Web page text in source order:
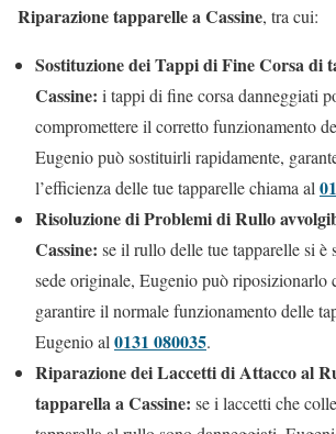
Riparazione tapparelle a Cassine, tra cui:
Sostituzione dei Tappi di Fine Corsa di
Cassine: i tappi di fine corsa danneggiati
compromettere il corretto funzionamento
Eugenio può sostituirli rapidamente,
l’efficienza delle tue tapparelle chiama al
Risoluzione di Problemi di Rullo
Cassine: se il rullo delle tue tapparelle si è
sede originale, Eugenio può riposizionarlo
garantire il normale funzionamento delle
Eugenio al0131 080035.
Riparazione dei Laccetti di Attacco al
tapparella a Cassine: se i laccetti che